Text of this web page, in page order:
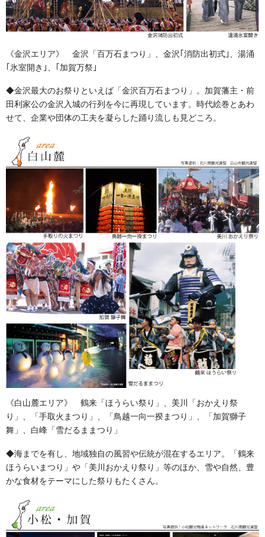
祭り前掛け（けんたい）について詳しくはこちらから↑
金沢・祭りの森佐
い合わせください。
伝統行事、お祭りで地域に笑顔を！！
076-237-8888
営業時間 10:00-18:00 〒920-0061金沢市問屋町2丁目85
人形の森佐は12月〜4月末まで土曜、日曜も営業。
《金沢エリア》 金沢「百万石まつり」、金沢｢消防出初式｣、湯涌
｢氷室開き｣、｢加賀万祭｣
◆金沢最大のお祭りといえば「金沢百万石まつり」。加賀藩主・前
田利家公の金沢入城の行列を今に再現しています。時代絵巻とあわ
せて、企業や団体の工夫を凝らした踊り流しも見どころ。
《白山麓エリア》 鶴来「ほうらい祭り」、美川「おかえり祭
り」、「手取火まつり」、「鳥越一向一揆まつり」、「加賀獅子
舞」、白峰「雪だるままつり」
◆海までを有し、地域独自の風習や伝統が混在するエリア。「鶴来
ほうらいまつり」や「美川おかえり祭り」等のほか、雪や自然、豊
かな食材をテーマにした祭りもたくさん。